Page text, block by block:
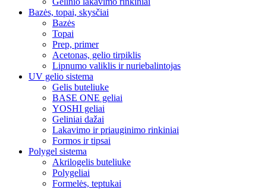
Bazės, topai, skysčiai
Bazės
Topai
Prep, primer
Acetonas, gelio tirpiklis
Lipnumo valiklis ir nuriebalintojas
UV gelio sistema
Gelis buteliuke
BASE ONE geliai
YOSHI geliai
Geliniai dažai
Lakavimo ir priauginimo rinkiniai
Formos ir tipsai
Polygel sistema
Akrilogelis buteliuke
Polygeliai
Formelės, teptukai